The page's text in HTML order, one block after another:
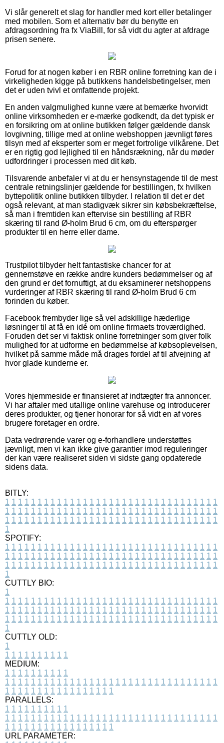
Vi slår generelt et slag for handler med kort eller betalinger
med mobilen. Som et alternativ bør du benytte en
afdragsordning fra fx ViaBill, for så vidt du agter at afdrage
prisen senere.
Forud for at nogen køber i en RBR online forretning kan de i
virkeligheden kigge på butikkens handelsbetingelser, men
det er uden tvivl et omfattende projekt.
En anden valgmulighed kunne være at bemærke hvorvidt
online virksomheden er e-mærke godkendt, da det typisk er
en forsikring om at online butikken følger gældende dansk
lovgivning, tillige med at online webshoppen jævnligt føres
tilsyn med af eksperter som er meget fortrolige vilkårene. Det
er en rigtig god lejlighed til en håndsrækning, når du møder
udfordringer i processen med dit køb.
Tilsvarende anbefaler vi at du er hensynstagende til de mest
centrale retningslinjer gældende for bestillingen, fx hvilken
byttepolitik online butikken tilbyder. I relation til det er det
også relevant, at man stadigvæk sikrer sin købsbekræftelse,
så man i fremtiden kan eftervise sin bestilling af RBR
skæring til rand Ø-holm Brud 6 cm, om du efterspørger
produkter til en herre eller dame.
Trustpilot tilbyder helt fantastiske chancer for at
gennemstøve en række andre kunders bedømmelser og af
den grund er det fornuftigt, at du eksaminerer netshoppens
vurderinger af RBR skæring til rand Ø-holm Brud 6 cm
forinden du køber.
Facebook frembyder lige så vel adskillige hæderlige
løsninger til at få en idé om online firmaets troværdighed.
Foruden det ser vi faktisk online forretninger som giver folk
mulighed for at udforme en bedømmelse af købsoplevelsen,
hvilket på samme måde må drages fordel af til afvejning af
hvor glade kunderne er.
Vores hjemmeside er finansieret af indtægter fra annoncer.
Vi har aftaler med utallige online varehuse og introducerer
deres produkter, og tjener honorar for så vidt en af vores
brugere foretager en ordre.
Data vedrørende varer og e-forhandlere understøttes
jævnligt, men vi kan ikke give garantier imod reguleringer
der kan være realiseret siden vi sidste gang opdaterede
sidens data.
BITLY:
1 1 1 1 1 1 1 1 1 1 1 1 1 1 1 1 1 1 1 1 1 1 1 1 1 1 1 1 1 1 1 1 1
1 1 1 1 1 1 1 1 1 1 1 1 1 1 1 1 1 1 1 1 1 1 1 1 1 1 1 1 1 1 1 1 1
1 1 1 1 1 1 1 1 1 1 1 1 1 1 1 1 1 1 1 1 1 1 1 1 1 1 1 1 1 1 1 1 1
1
SPOTIFY:
1 1 1 1 1 1 1 1 1 1 1 1 1 1 1 1 1 1 1 1 1 1 1 1 1 1 1 1 1 1 1 1 1
1 1 1 1 1 1 1 1 1 1 1 1 1 1 1 1 1 1 1 1 1 1 1 1 1 1 1 1 1 1 1 1 1
1 1 1 1 1 1 1 1 1 1 1 1 1 1 1 1 1 1 1 1 1 1 1 1 1 1 1 1 1 1 1 1 1
1
CUTTLY BIO:
1
1 1 1 1 1 1 1 1 1 1 1 1 1 1 1 1 1 1 1 1 1 1 1 1 1 1 1 1 1 1 1 1 1
1 1 1 1 1 1 1 1 1 1 1 1 1 1 1 1 1 1 1 1 1 1 1 1 1 1 1 1 1 1 1 1 1
1 1 1 1 1 1 1 1 1 1 1 1 1 1 1 1 1 1 1 1 1 1 1 1 1 1 1 1 1 1 1 1 1
1
CUTTLY OLD:
1
1 1 1 1 1 1 1 1 1 1
MEDIUM:
1 1 1 1 1 1 1 1 1 1
1 1 1 1 1 1 1 1 1 1 1 1 1 1 1 1 1 1 1 1 1 1 1 1 1 1 1 1 1 1 1 1 1
1 1 1 1 1 1 1 1 1 1 1 1 1 1 1 1 1
PARALLELS:
1 1 1 1 1 1 1 1 1 1
1 1 1 1 1 1 1 1 1 1 1 1 1 1 1 1 1 1 1 1 1 1 1 1 1 1 1 1 1 1 1 1 1
1 1 1 1 1 1 1 1 1 1 1 1 1 1 1 1 1
URL PARAMETER: